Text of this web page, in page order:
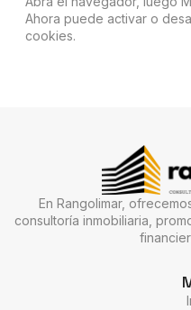
Ahora puede activar o
cookies.
En Rangolimar,
consultoría inmobiliaria,